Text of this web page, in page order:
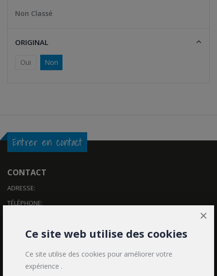
Ce site web utilise des cookies
Ce site utilise des cookies pour améliorer votre
expérience .
×
Non Classé
ORIGINAL
Oui Non
Entrer en contact
CONTACT
ADRESSE:
TÉLÉPHONE:
Mon compte
Historique des commandes